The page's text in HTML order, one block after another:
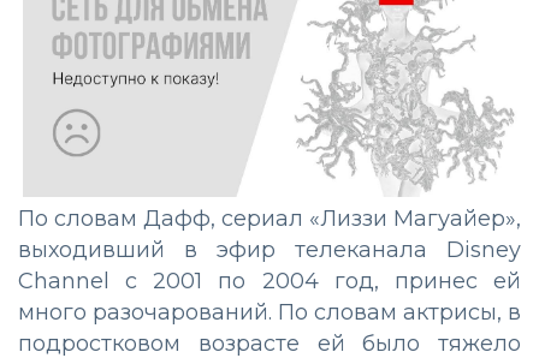
По словам Дафф, сериал «Лиззи Магуайер»,
выходивший в эфир телеканала Disney
Channel с 2001 по 2004 год, принес ей
много разочарований. По словам актрисы, в
подростковом возрасте ей было тяжело